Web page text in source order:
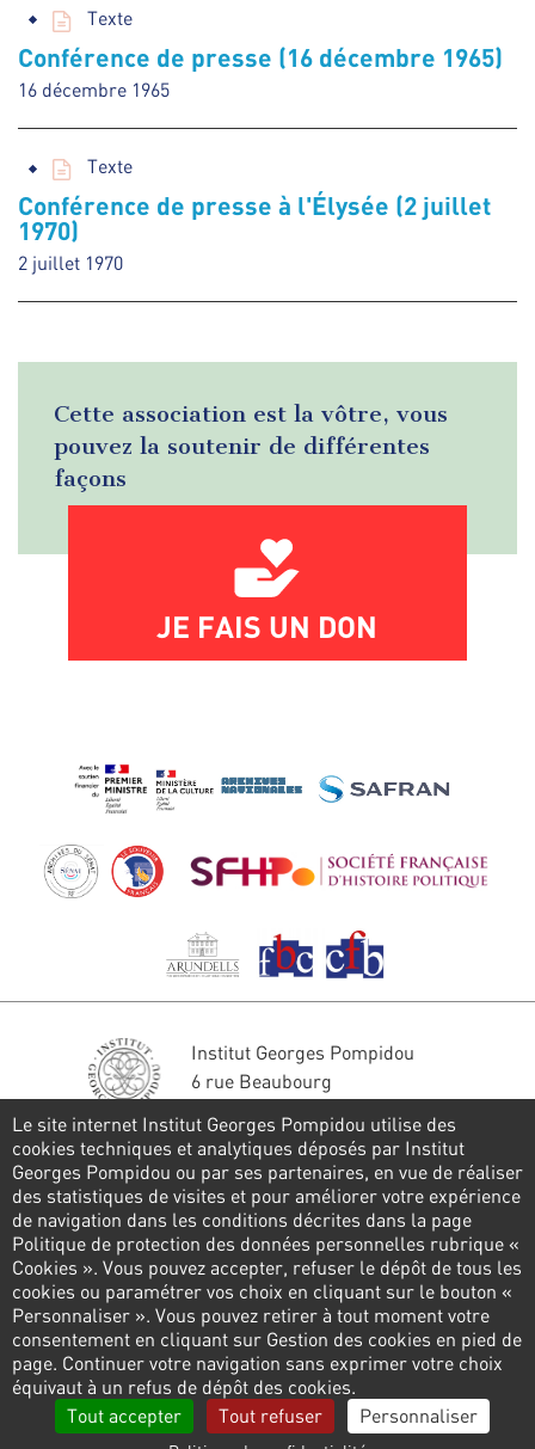
Texte
Conférence de presse (16 décembre 1965)
16 décembre 1965
Texte
Conférence de presse à l'Élysée (2 juillet
1970)
2 juillet 1970
Cette association est la vôtre, vous
pouvez la soutenir de différentes
façons
JE FAIS UN DON
Institut Georges Pompidou
6 rue Beaubourg
Tél. : 01 44 78 41 22
Restons en contact
FORMULAIRE DE CONTACT
Suivez-nous
Pied
de
page
Politique de confidentialité
Gestion des cookies
Le site internet Institut Georges Pompidou utilise des
cookies techniques et analytiques déposés par Institut
Georges Pompidou ou par ses partenaires, en vue de réaliser
des statistiques de visites et pour améliorer votre expérience
de navigation dans les conditions décrites dans la page
Politique de protection des données personnelles rubrique «
Cookies ». Vous pouvez accepter, refuser le dépôt de tous les
cookies ou paramétrer vos choix en cliquant sur le bouton «
Personnaliser ». Vous pouvez retirer à tout moment votre
consentement en cliquant sur Gestion des cookies en pied de
page. Continuer votre navigation sans exprimer votre choix
équivaut à un refus de dépôt des cookies.
Tout accepter
Tout refuser Personnaliser